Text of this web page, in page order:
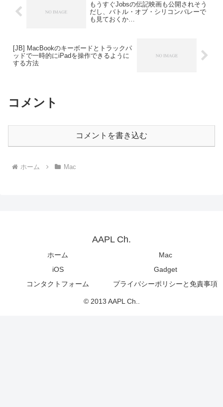
もうすぐJobsの伝記映画も公開されそう
だし、バトル・オブ・シリコンバレーで
も見ておくか…
[JB] MacBookのキーボードとトラックパ
ッドで一時的にiPadを操作できるように
する方法
コメント
コメントを書き込む
ホーム Mac
AAPL Ch.
ホーム
Mac
iOS
Gadget
コンタクトフォーム
プライバシーポリシーと免責事項
© 2013 AAPL Ch..